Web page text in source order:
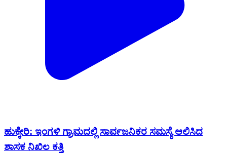
ಹುಕ್ಕೇರಿ: ಇಂಗಳಿ ಗ್ರಾಮದಲ್ಲಿ ಸಾರ್ವಜನಿಕರ ಸಮಸ್ಯೆ ಆಲಿಸಿದ
ಶಾಸಕ ನಿಖಿಲ ಕತ್ತಿ